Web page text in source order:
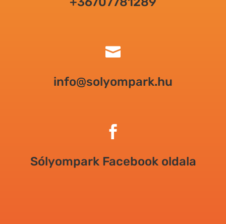

info@solyompark.hu

Sólyompark Facebook oldala